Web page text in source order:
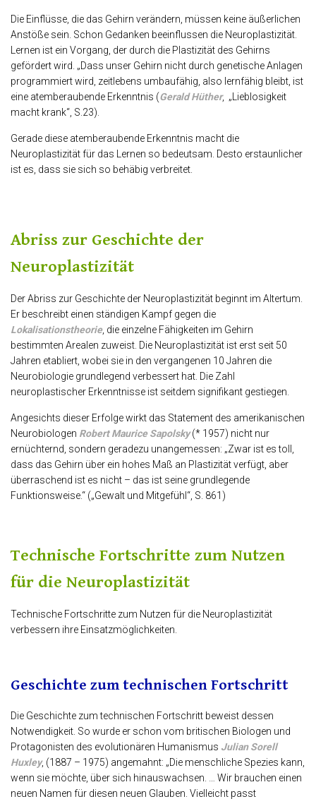
Die Einflüsse, die das Gehirn verändern, müssen keine äußerlichen
Anstöße sein. Schon Gedanken beeinflussen die Neuroplastizität.
Lernen ist ein Vorgang, der durch die Plastizität des Gehirns
gefördert wird. „Dass unser Gehirn nicht durch genetische Anlagen
programmiert wird, zeitlebens umbaufähig, also lernfähig bleibt, ist
eine atemberaubende Erkenntnis (Gerald Hüther, „Lieblosigkeit
macht krank“, S.23).
Gerade diese atemberaubende Erkenntnis macht die
Neuroplastizität für das Lernen so bedeutsam. Desto erstaunlicher
ist es, dass sie sich so behäbig verbreitet.
Abriss zur Geschichte der
Neuroplastizität
Der Abriss zur Geschichte der Neuroplastizität beginnt im Altertum.
Er beschreibt einen ständigen Kampf gegen die
Lokalisationstheorie, die einzelne Fähigkeiten im Gehirn
bestimmten Arealen zuweist. Die Neuroplastizität ist erst seit 50
Jahren etabliert, wobei sie in den vergangenen 10 Jahren die
Neurobiologie grundlegend verbessert hat. Die Zahl
neuroplastischer Erkenntnisse ist seitdem signifikant gestiegen.
Angesichts dieser Erfolge wirkt das Statement des amerikanischen
Neurobiologen Robert Maurice Sapolsky(* 1957) nicht nur
ernüchternd, sondern geradezu unangemessen: „Zwar ist es toll,
dass das Gehirn über ein hohes Maß an Plastizität verfügt, aber
überraschend ist es nicht – das ist seine grundlegende
Funktionsweise.“ („Gewalt und Mitgefühl“, S. 861)
Technische Fortschritte zum Nutzen
für die Neuroplastizität
Technische Fortschritte zum Nutzen für die Neuroplastizität
verbessern ihre Einsatzmöglichkeiten.
Geschichte zum technischen Fortschritt
Die Geschichte zum technischen Fortschritt beweist dessen
Notwendigkeit. So wurde er schon vom britischen Biologen und
Protagonisten des evolutionären Humanismus Julian Sorell
Huxley, (1887 – 1975) angemahnt: „Die menschliche Spezies kann,
wenn sie möchte, über sich hinauswachsen. … Wir brauchen einen
neuen Namen für diesen neuen Glauben. Vielleicht passt